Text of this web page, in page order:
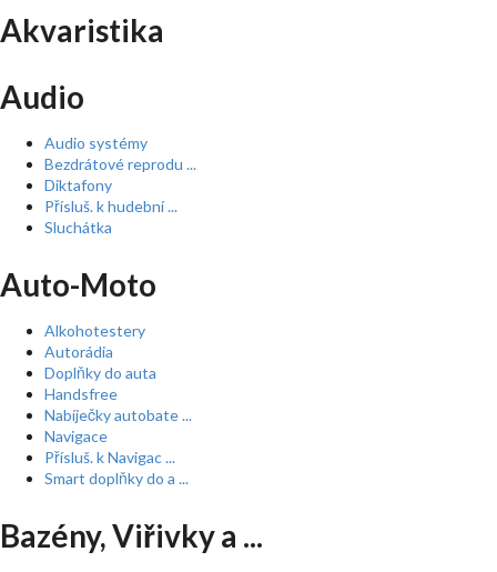
Akvaristika
Audio
Audio systémy
Bezdrátové reprodu ...
Diktafony
Přísluš. k hudební ...
Sluchátka
Auto-Moto
Alkohotestery
Autorádia
Doplňky do auta
Handsfree
Nabíječky autobate ...
Navigace
Přísluš. k Navigac ...
Smart doplňky do a ...
Bazény, Viřivky a ...